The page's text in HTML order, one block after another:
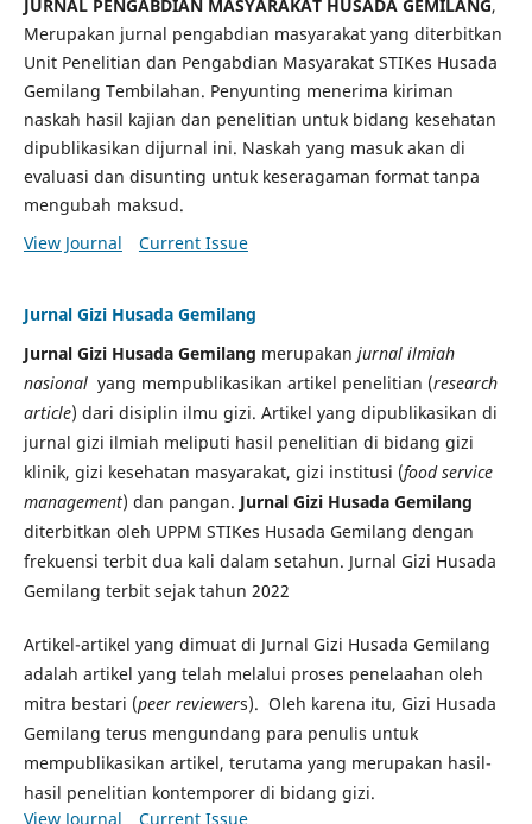
JURNAL PENGABDIAN MASYARAKAT HUSADA GEMILANG,
Merupakan jurnal pengabdian masyarakat yang diterbitkan
Unit Penelitian dan Pengabdian Masyarakat STIKes Husada
Gemilang Tembilahan. Penyunting menerima kiriman
naskah hasil kajian dan penelitian untuk bidang kesehatan
dipublikasikan dijurnal ini. Naskah yang masuk akan di
evaluasi dan disunting untuk keseragaman format tanpa
mengubah maksud.
View Journal
Current Issue
Jurnal Gizi Husada Gemilang
Jurnal Gizi Husada Gemilang merupakan jurnal ilmiah
nasionalyang mempublikasikan artikel penelitian (research
article) dari disiplin ilmu gizi. Artikel yang dipublikasikan di
jurnal gizi ilmiah meliputi hasil penelitian di bidang gizi
klinik, gizi kesehatan masyarakat, gizi institusi (food service
management) dan pangan. Jurnal Gizi Husada Gemilang
diterbitkan oleh UPPM STIKes Husada Gemilang dengan
frekuensi terbit dua kali dalam setahun. Jurnal Gizi Husada
Gemilang terbit sejak tahun 2022
Artikel-artikel yang dimuat di Jurnal Gizi Husada Gemilang
adalah artikel yang telah melalui proses penelaahan oleh
mitra bestari (peer reviewers). Oleh karena itu, Gizi Husada
Gemilang terus mengundang para penulis untuk
mempublikasikan artikel, terutama yang merupakan hasil-
hasil penelitian kontemporer di bidang gizi.
View Journal
Current Issue